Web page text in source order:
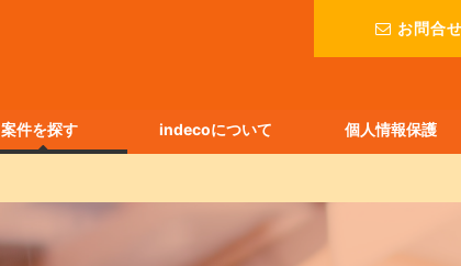
お問合
案件を探す indecoについて 個人情報保護